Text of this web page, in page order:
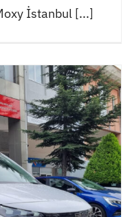
İstanbul [...]